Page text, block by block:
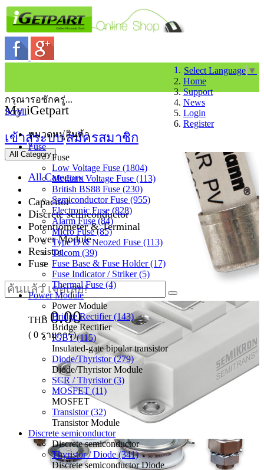
Select Language ▼
Home
Support
News
Login
Register
My iGetpart
เข้าสู่ระบบสมัครสมาชิก
All Category
All Category
Capacitor
Discrete semiconductor
Potentiometer & Terminal
Power Module
Resistor
Fuse
THB 0.00
( 0 รายการ)
กรุณารอซักครู่...
Scroll
หมวดหมู่สินค้า
Fuse
Fuse
Low Voltage Fuse (1804)
Medium Voltage Fuse (113)
British BS88 Fuse (230)
Semiconductor Fuse (955)
Electronic Fuse (828)
Alarm Fuse (84)
Micro Fuse (85)
Type D & Neozed Fuse (113)
Telcom (39)
Fuse Base & Fuse Holder (17)
Fuse Indicator / Striker (5)
Thermal Fuse (4)
Power Module
Power Module
Bridge Rectifier (143)
Bridge Rectifier
IGBT (115)
Insulated-gate bipolar transistor
Diode/Thyristor (279)
Diode/Thyristor Module
SCR / Thyristor (3)
MOSFET (11)
MOSFET
Transistor (32)
Transistor Module
Discrete semiconductor
Discrete semiconductor
Thyristor / Diode (341)
Discrete semiconductor Diode